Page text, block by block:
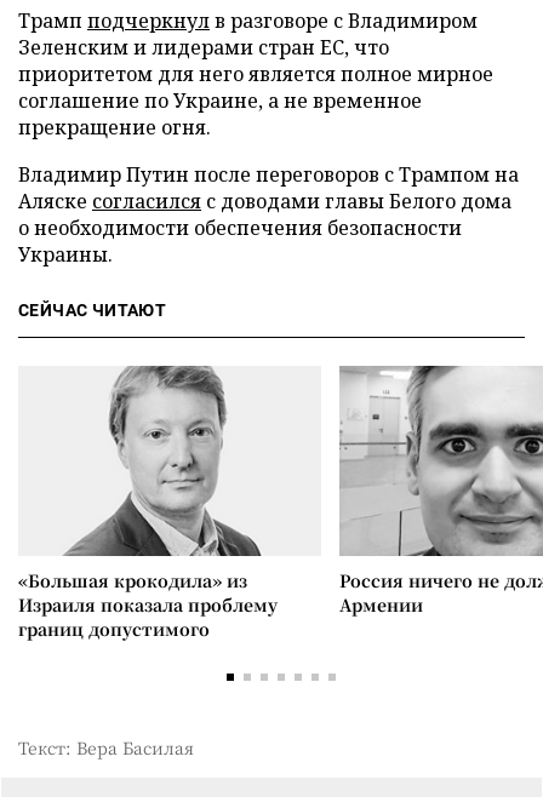
Трамп подчеркнулв разговоре с Владимиром
Зеленским и лидерами стран ЕС, что
приоритетом для него является полное мирное
соглашение по Украине, а не временное
прекращение огня.
Владимир Путин после переговоров с Трампом на
Аляске согласился с доводами главы Белого дома
о необходимости обеспечения безопасности
Украины.
СЕЙЧАС ЧИТАЮТ
«Большая крокодила» из
Израиля показала проблему
границ допустимого
Россия ничего не
Армении
Текст: Вера Басилая